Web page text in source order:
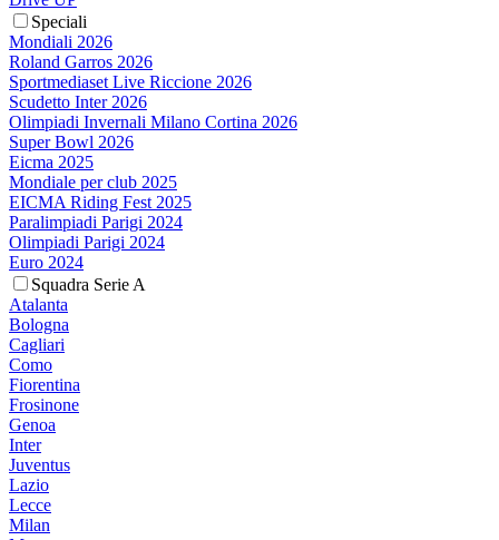
Speciali
Mondiali 2026
Roland Garros 2026
Sportmediaset Live Riccione 2026
Scudetto Inter 2026
Olimpiadi Invernali Milano Cortina 2026
Super Bowl 2026
Eicma 2025
Mondiale per club 2025
EICMA Riding Fest 2025
Paralimpiadi Parigi 2024
Olimpiadi Parigi 2024
Euro 2024
Squadra Serie A
Atalanta
Bologna
Cagliari
Como
Fiorentina
Frosinone
Genoa
Inter
Juventus
Lazio
Lecce
Milan